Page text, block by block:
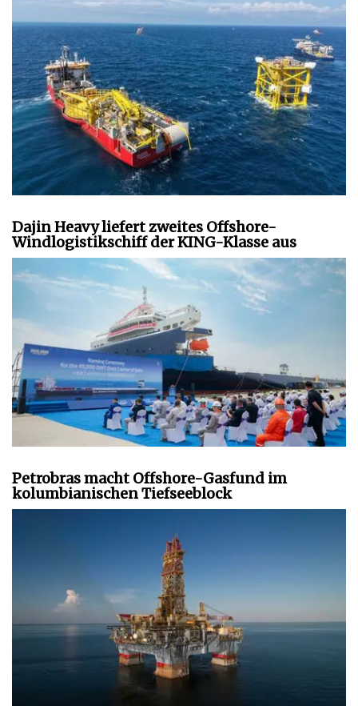
Dajin Heavy liefert zweites Offshore-
Windlogistikschiff der KING-Klasse aus
Petrobras macht Offshore-Gasfund im
kolumbianischen Tiefseeblock